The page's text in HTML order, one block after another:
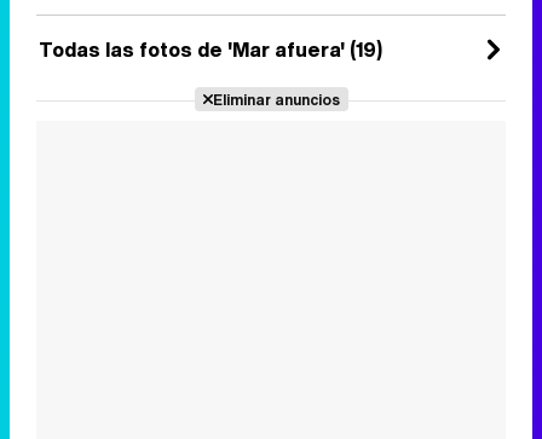
Todas las fotos de 'Mar afuera' (19)
Eliminar anuncios